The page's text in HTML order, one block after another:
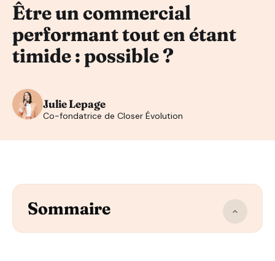
Être un commercial
performant tout en étant
timide : possible ?
Julie Lepage
Co-fondatrice de Closer Évolution
Sommaire